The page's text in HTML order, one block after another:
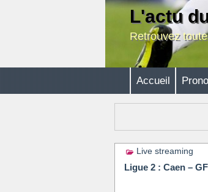
L'actu
Retrouvez
Accueil
Live streaming
Ligue 2 : Caen –